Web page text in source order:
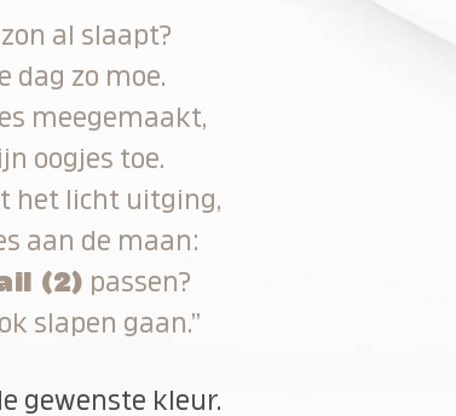
al slaapt?
dag zo moe.
meegemaakt,
oogjes toe.
het licht uitging,
aan de maan:
(2) passen?
slapen gaan.”
gewenste kleur.